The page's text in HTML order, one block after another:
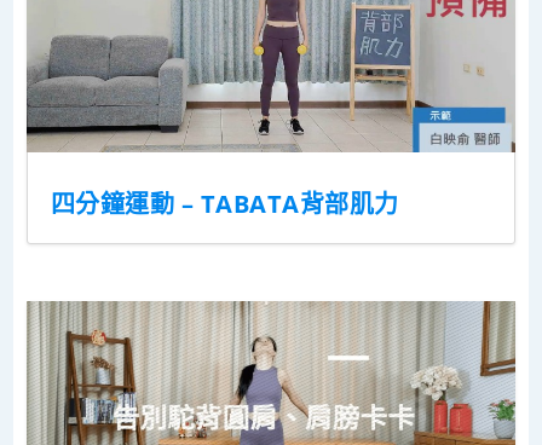
四分鐘運動 – TABATA背部肌力